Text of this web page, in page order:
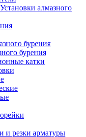
Установки алмазного
бурения
бурения
катки